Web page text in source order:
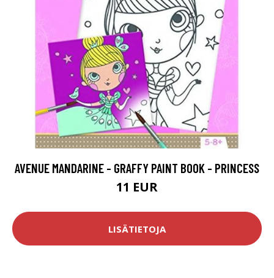
AVENUE MANDARINE - GRAFFY PAINT BOOK - PRINCESS
11 EUR
LISÄTIETOJA